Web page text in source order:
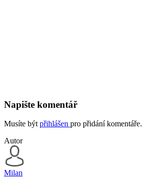
Napište komentář
Musíte být přihlášen pro přidání komentáře.
Autor
Milan